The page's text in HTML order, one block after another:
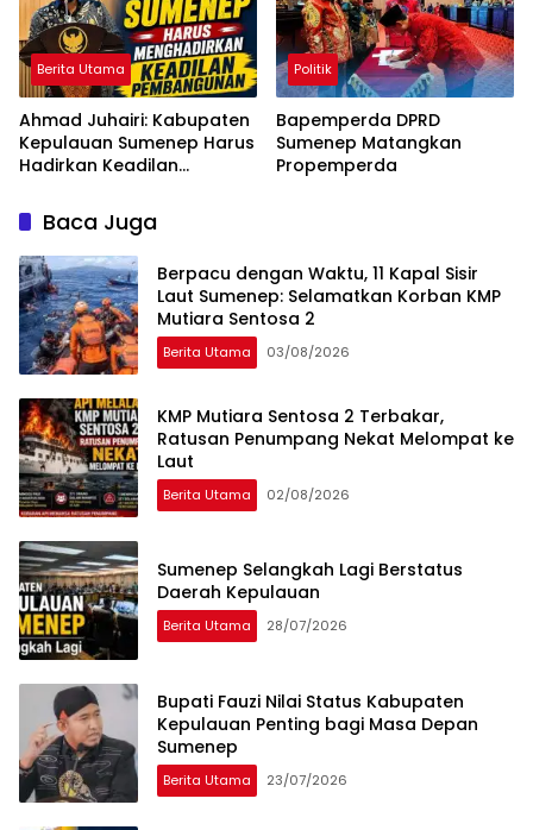
Berita Utama
Ahmad Juhairi: Kabupaten
Kepulauan Sumenep Harus
Hadirkan Keadilan
Sekadar Ganti Nama
Politik
Bapemperda DPRD
Sumenep Matangkan
Propemperda
Baca Juga
Berpacu dengan Waktu, 11 Kapal Sisir
Laut Sumenep: Selamatkan Korban KMP
Mutiara Sentosa 2
Berita Utama 03/08/2026
KMP Mutiara Sentosa 2 Terbakar,
Ratusan Penumpang Nekat Melompat ke
Laut
Berita Utama 02/08/2026
Sumenep Selangkah Lagi Berstatus
Daerah Kepulauan
Berita Utama 28/07/2026
Bupati Fauzi Nilai Status Kabupaten
Kepulauan Penting bagi Masa Depan
Sumenep
Berita Utama 23/07/2026